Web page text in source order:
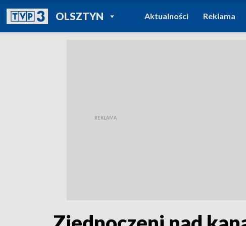
OLSZTYNPOWRÓT DO
TVP REGIONY
Aktualności Reklama